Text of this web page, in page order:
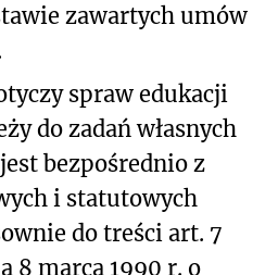
zawartych umów
spraw edukacji
do zadań własnych
bezpośrednio z
i statutowych
do treści art. 7
8 marca 1990 r. o